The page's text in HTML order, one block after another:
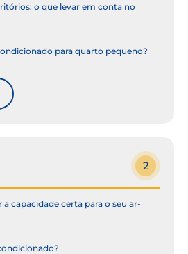
o que levar em conta no
para quarto pequeno?
2
capacidade certa para o seu ar-